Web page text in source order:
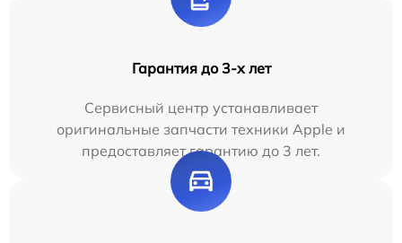
Гарантия до 3-х лет
Сервисный центр устанавливает
оригинальные запчасти техники Apple и
предоставляет гарантию до 3 лет.